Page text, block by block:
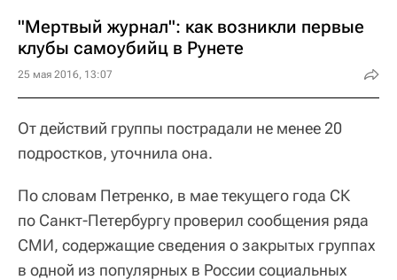
"Мертвый журнал": как возникли первые
клубы самоубийц в Рунете
25 мая 2016, 13:07
От действий группы пострадали не менее 20
подростков, уточнила она.
По словам Петренко, в мае текущего года СК
по Санкт-Петербургу проверил сообщения ряда
СМИ, содержащие сведения о закрытых группах
в одной из популярных в России социальных